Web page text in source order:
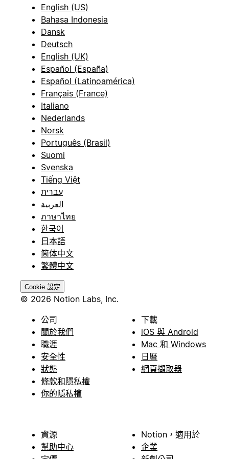
English (US)
Bahasa Indonesia
Dansk
Deutsch
English (UK)
Español (España)
Español (Latinoamérica)
Français (France)
Italiano
Nederlands
Norsk
Português (Brasil)
Suomi
Svenska
Tiếng Việt
עברית
العربية
ภาษาไทย
한국어
日本語
简体中文
繁體中文
Cookie 設定
© 2026 Notion Labs, Inc.
公司
關於我們
職涯
安全性
狀態
條款和隱私權
你的隱私權
下載
iOS 與 Android
Mac 和 Windows
日曆
網頁擷取器
資源
幫助中心
Notion，適用於
企業